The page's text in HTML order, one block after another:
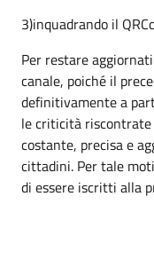
3)inquadrando il
Per restare
canale, poiché il
definitivamente a
le criticità riscontrate
costante, precisa e
cittadini. Per tale
di essere iscritti alla